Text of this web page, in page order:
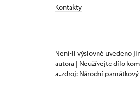
Kontakty
Není-li výslovně uvedeno
autora | Neužívejte dílo
a „zdroj: Národní památkový